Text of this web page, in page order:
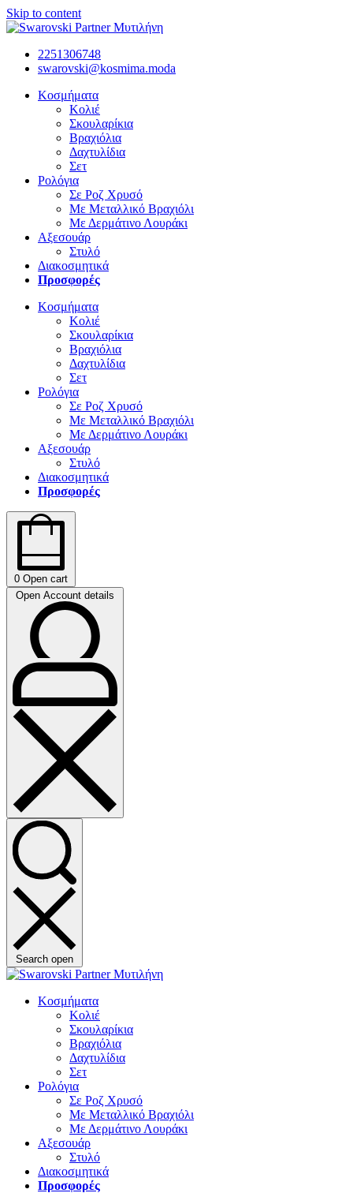
Skip to content
2251306748
swarovski@kosmima.moda
Κοσμήματα
Κολιέ
Σκουλαρίκια
Βραχιόλια
Δαχτυλίδια
Σετ
Ρολόγια
Σε Ροζ Χρυσό
Με Μεταλλικό Βραχιόλι
Με Δερμάτινο Λουράκι
Αξεσουάρ
Στυλό
Διακοσμητικά
Προσφορές
Κοσμήματα
Κολιέ
Σκουλαρίκια
Βραχιόλια
Δαχτυλίδια
Σετ
Ρολόγια
Σε Ροζ Χρυσό
Με Μεταλλικό Βραχιόλι
Με Δερμάτινο Λουράκι
Αξεσουάρ
Στυλό
Διακοσμητικά
Προσφορές
0 Open cart
Open Account details
Search open
Κοσμήματα
Κολιέ
Σκουλαρίκια
Βραχιόλια
Δαχτυλίδια
Σετ
Ρολόγια
Σε Ροζ Χρυσό
Με Μεταλλικό Βραχιόλι
Με Δερμάτινο Λουράκι
Αξεσουάρ
Στυλό
Διακοσμητικά
Προσφορές